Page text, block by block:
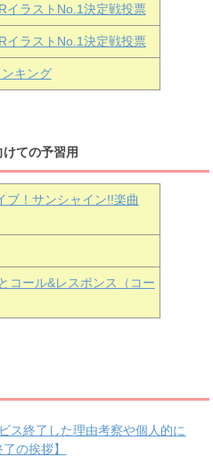
イラストNo.1決定戦投票
イラストNo.1決定戦投票
キング
ての予習用
ブ！サンシャイン!!楽曲
コール&レスポンス（コー
ス終了した理由考察や個人的に
の挨拶】